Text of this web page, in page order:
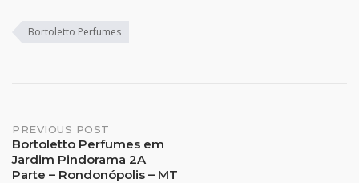
Bortoletto Perfumes
Post
navigation
PREVIOUS POST
Bortoletto Perfumes em
Jardim Pindorama 2A
Parte – Rondonópolis – MT